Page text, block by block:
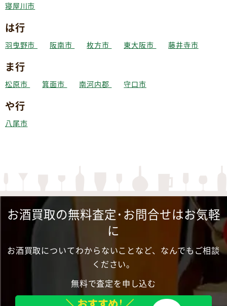
寝屋川市
は行
羽曳野市 阪南市 枚方市 東大阪市 藤井寺市
ま行
松原市 箕面市 南河内郡 守口市
や行
八尾市
お酒買取の無料査定･お問合せはお気軽
に
お酒買取についてわからないことなど、なんでもご相談
ください。
無料で査定を申し込む